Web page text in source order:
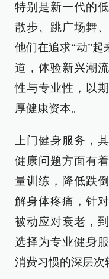
特别是新一代的
散步、跳广场舞
他们在追求“动”
道，体验新兴潮
性与专业性，以
厚健康资本。
上门健身服务，
健康问题方面有
量训练，降低跌
解身体疼痛，针
被动应对衰老，
选择为专业健身
消费习惯的深层次